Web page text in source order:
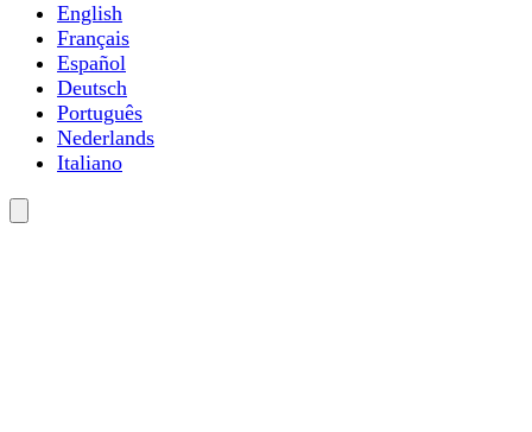
English
Français
Español
Deutsch
Português
Nederlands
Italiano